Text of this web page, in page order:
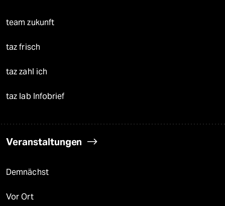
team zukunft
taz frisch
taz zahl ich
taz lab Infobrief
Veranstaltungen
Demnächst
Vor Ort